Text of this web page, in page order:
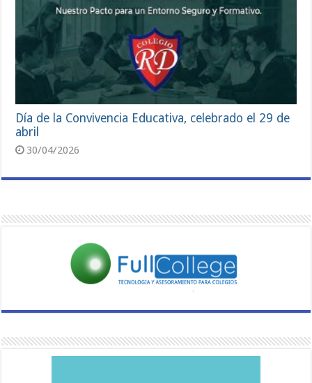
Día de la Convivencia Educativa, celebrado el 29 de
abril
30/04/2026